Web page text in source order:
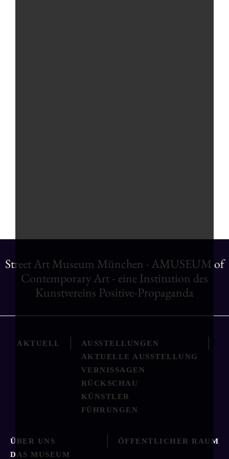
Street Art Museum München · AMUSEUM of
Contemporary Art - eine Institution des
Kunstvereins Positive-Propaganda
AKTUELL
AUSSTELLUNGEN
AKTUELLE AUSSTELLUNG
VERNISSAGEN
RÜCKSCHAU
KÜNSTLER
FÜHRUNGEN
ÜBER UNS
DAS MUSEUM
ÖFFENTLICHER RAUM